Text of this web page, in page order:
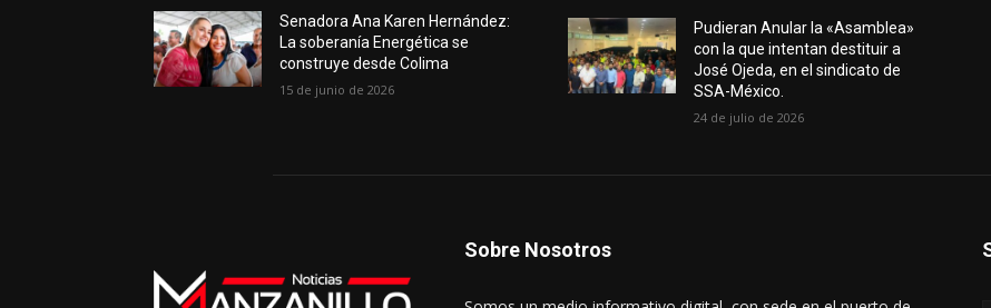
Senadora Ana Karen Hernández:
La soberanía Energética se
construye desde Colima
15 de junio de 2026
Pudieran Anular la «Asamblea»
con la que intentan destituir a
José Ojeda, en el sindicato de
SSA-México.
24 de julio de 2026
Sobre Nosotros